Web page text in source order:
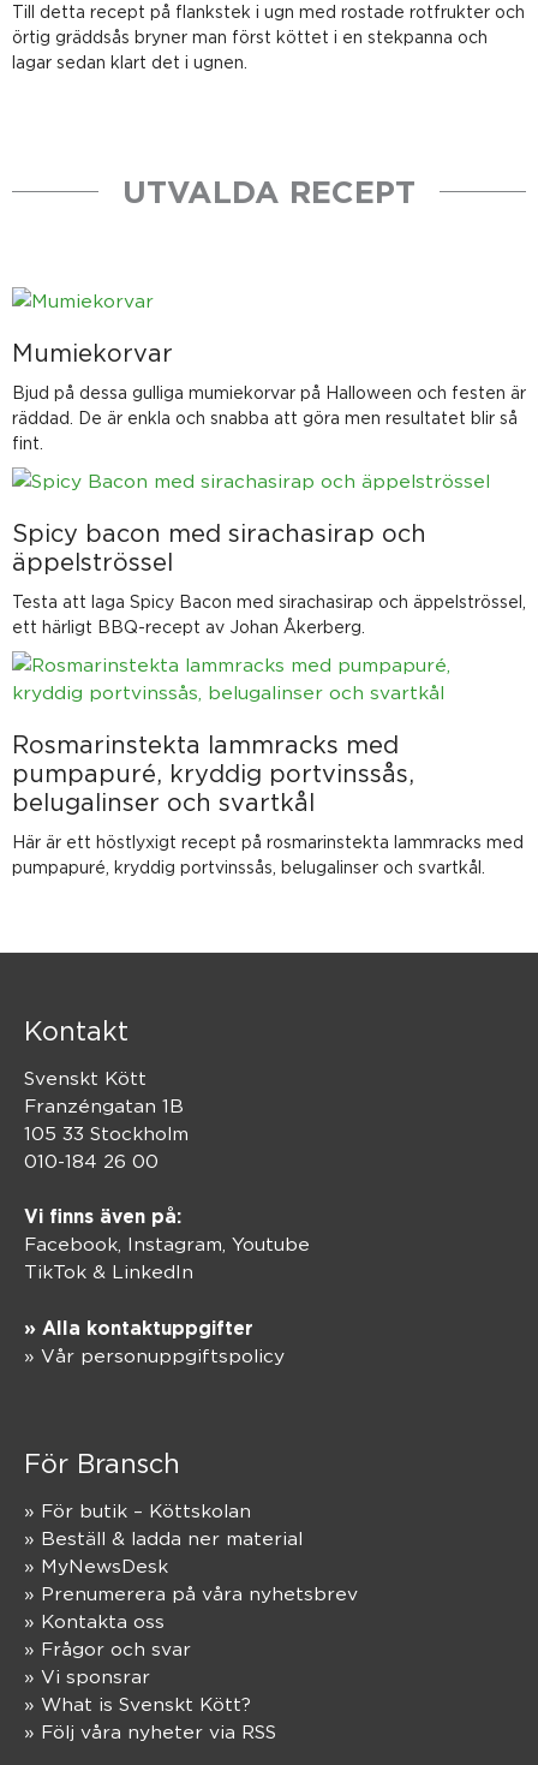
Till detta recept på flankstek i ugn med rostade rotfrukter och
örtig gräddsås bryner man först köttet i en stekpanna och
lagar sedan klart det i ugnen.
UTVALDA RECEPT
Mumiekorvar
Bjud på dessa gulliga mumiekorvar på Halloween och festen är
räddad. De är enkla och snabba att göra men resultatet blir så
fint.
Spicy bacon med sirachasirap och
äppelströssel
Testa att laga Spicy Bacon med sirachasirap och äppelströssel,
ett härligt BBQ-recept av Johan Åkerberg.
Rosmarinstekta lammracks med
pumpapuré, kryddig portvinssås,
belugalinser och svartkål
Här är ett höstlyxigt recept på rosmarinstekta lammracks med
pumpapuré, kryddig portvinssås, belugalinser och svartkål.
Kontakt
Svenskt Kött
Franzéngatan 1B
105 33 Stockholm
010-184 26 00
Vi finns även på:
Facebook, Instagram Youtube
TikTok & LinkedIn
» Alla kontaktuppgifter
» Vår personuppgiftspolicy
För Bransch
» För butik – Köttskolan
» Beställ & ladda ner material
» MyNewsDesk
» Prenumerera på våra nyhetsbrev
» Kontakta oss
» Frågor och svar
» Vi sponsrar
» What is Svenskt Kött?
» Följ våra nyheter via RSS